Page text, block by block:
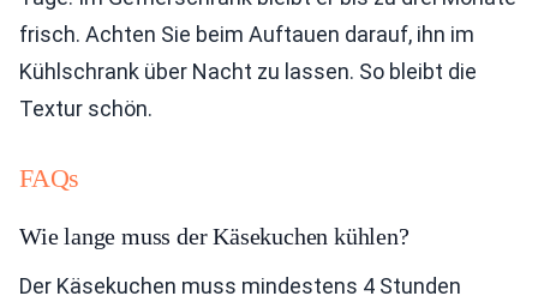
frisch. Achten Sie beim Auftauen darauf, ihn im
Kühlschrank über Nacht zu lassen. So bleibt die
Textur schön.
FAQs
Wie lange muss der Käsekuchen kühlen?
Der Käsekuchen muss mindestens 4 Stunden